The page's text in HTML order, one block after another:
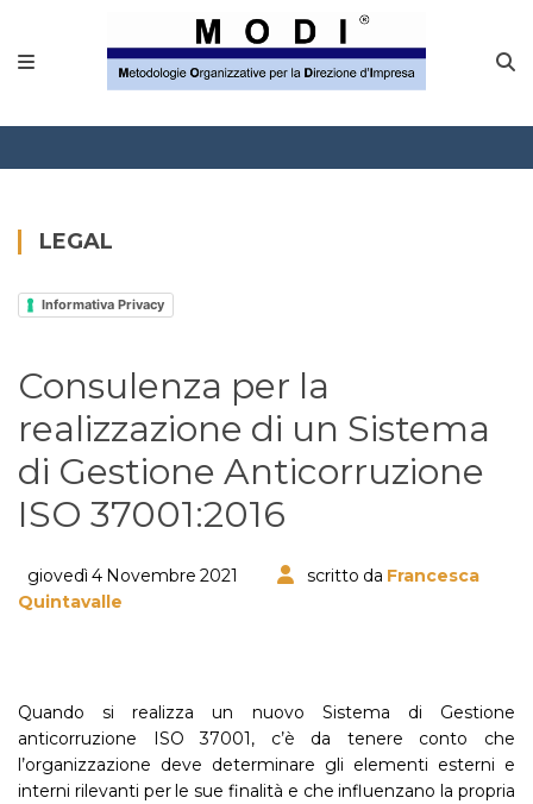
Questionario
Blog e info
FAQ
Consulenza per la
realizzazione di un Sistema
di Gestione Anticorruzione
ISO 37001:2016
giovedì 4 Novembre 2021 scritto da Francesca
Quintavalle
Quando si realizza un nuovo Sistema di Gestione
anticorruzione ISO 37001, c’è da tenere conto che
l’organizzazione deve determinare gli elementi esterni e
interni rilevanti per le sue finalità e che influenzano la propria
LEGAL
Informativa Privacy